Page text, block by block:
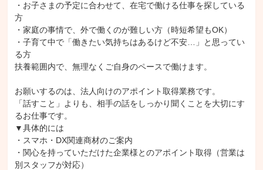
・お子さまの予定に合わせて、在宅で働ける仕事を探している
方
・家庭の事情で、外で働くのが難しい方（時短希望もOK）
・子育て中で「働きたい気持ちはあるけど不安…」と思ってい
る方
扶養範囲内で、無理なくご自身のペースで働けます。
お願いするのは、法人向けのアポイント取得業務です。
「話すこと」よりも、相手の話をしっかり聞くことを大切にす
るお仕事です。
▼具体的には
・スマホ・DX関連商材のご案内
・関心を持っていただけた企業様とのアポイント取得（営業は
別スタッフが対応）